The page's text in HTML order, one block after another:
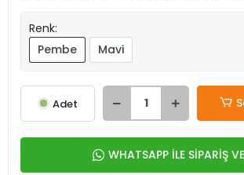
Renk:
Pembe
Mavi
Adet
WHATSAPP İLE SİPARİŞ